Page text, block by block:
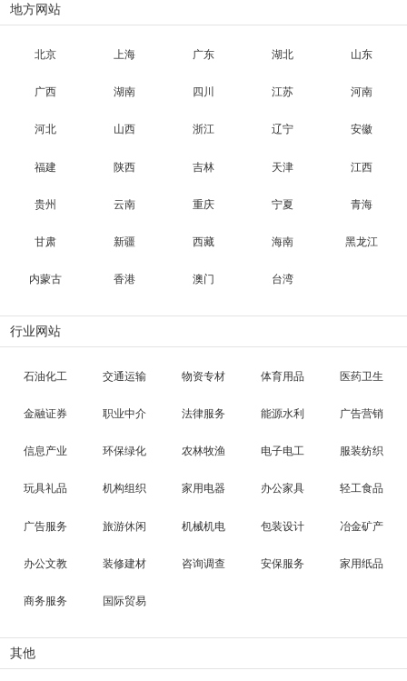
地方网站
北京 上海 广东 湖北 山东
广西 湖南 四川 江苏 河南
河北 山西 浙江 辽宁 安徽
福建 陕西 吉林 天津 江西
贵州 云南 重庆 宁夏 青海
甘肃 新疆 西藏 海南 黑龙江
内蒙古 香港 澳门 台湾
行业网站
石油化工 交通运输 物资专材 体育用品 医药卫生
金融证券 职业中介 法律服务 能源水利 广告营销
信息产业 环保绿化 农林牧渔 电子电工 服装纺织
玩具礼品 机构组织 家用电器 办公家具 轻工食品
广告服务 旅游休闲 机械机电 包装设计 冶金矿产
办公文教 装修建材 咨询调查 安保服务 家用纸品
商务服务 国际贸易
其他